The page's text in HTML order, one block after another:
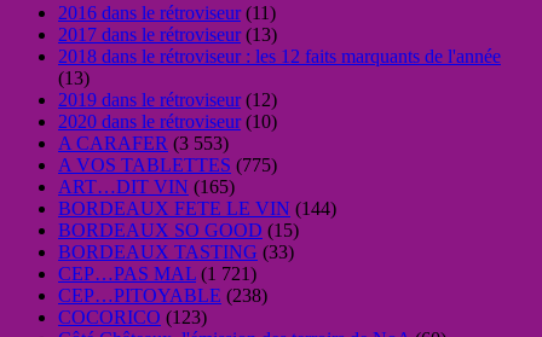
2016 dans le rétroviseur(11)
2017 dans le rétroviseur(13)
2018 dans le rétroviseur : les 12 faits marquants de l'année
(13)
2019 dans le rétroviseur(12)
2020 dans le rétroviseur(10)
A CARAFER (3 553)
A VOS TABLETTES (775)
ART…DIT VIN (165)
BORDEAUX FETE LE VIN (144)
BORDEAUX SO GOOD (15)
BORDEAUX TASTING (33)
CEP…PAS MAL (1 721)
CEP…PITOYABLE (238)
COCORICO (123)